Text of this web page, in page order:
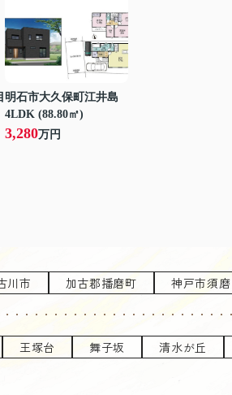
明石市大久保町江井島
4LDK (88.80㎡)
3,280万円
川市 加古郡播磨町 神戸市須
王塚台 舞子坂
清水が丘